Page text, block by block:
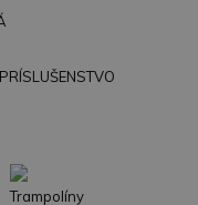
Trampolíny